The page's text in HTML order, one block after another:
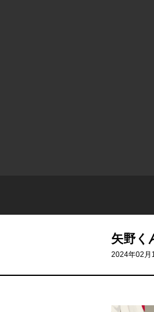
矢野く
2024年02月